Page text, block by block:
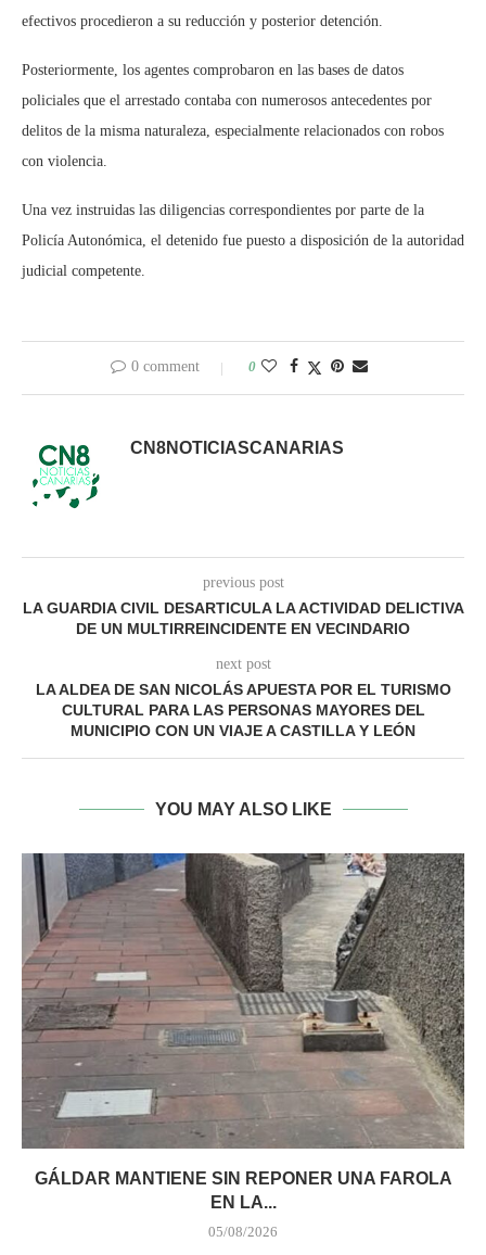
efectivos procedieron a su reducción y posterior detención.
Posteriormente, los agentes comprobaron en las bases de datos
policiales que el arrestado contaba con numerosos antecedentes por
delitos de la misma naturaleza, especialmente relacionados con robos
con violencia.
Una vez instruidas las diligencias correspondientes por parte de la
Policía Autonómica, el detenido fue puesto a disposición de la autoridad
judicial competente.
0 comment 0
CN8NOTICIASCANARIAS
previous post
LA GUARDIA CIVIL DESARTICULA LA ACTIVIDAD DELICTIVA
DE UN MULTIRREINCIDENTE EN VECINDARIO
next post
LA ALDEA DE SAN NICOLÁS APUESTA POR EL TURISMO
CULTURAL PARA LAS PERSONAS MAYORES DEL
MUNICIPIO CON UN VIAJE A CASTILLA Y LEÓN
YOU MAY ALSO LIKE
GÁLDAR MANTIENE SIN REPONER UNA FAROLA
EN LA...
05/08/2026